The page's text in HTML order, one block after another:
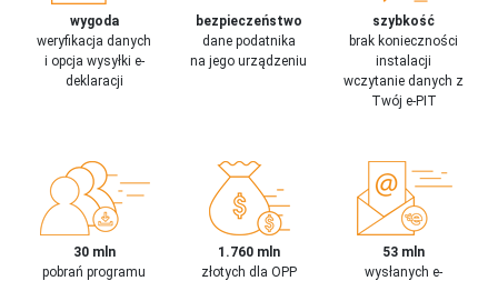
wygoda
weryfikacja danych
i opcja wysyłki e-
deklaracji
bezpieczeństwo
dane podatnika
na jego urządzeniu
szybkość
brak konieczności
instalacji
wczytanie danych z
Twój e-PIT
30 mln
pobrań programu
1.760 mln
złotych dla OPP
53 mln
wysłanych e-